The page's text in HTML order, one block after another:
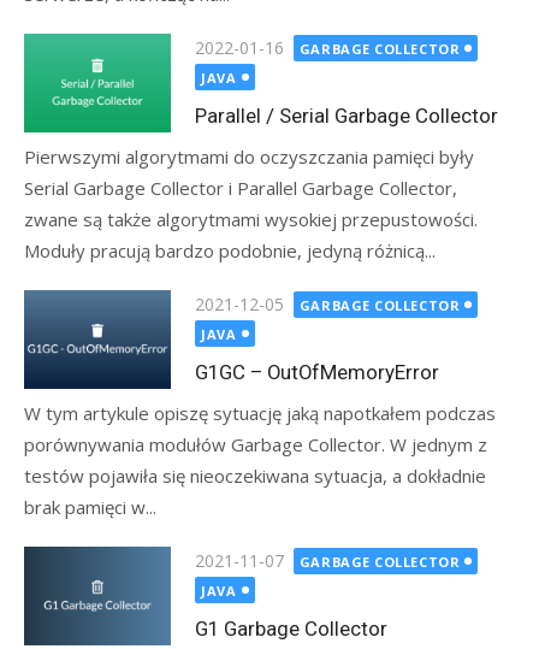
Posted
on
2022-01-16
GARBAGE COLLECTOR
JAVA
Parallel / Serial Garbage Collector
Pierwszymi algorytmami do oczyszczania pamięci były
Serial Garbage Collector i Parallel Garbage Collector,
zwane są także algorytmami wysokiej przepustowości.
Moduły pracują bardzo podobnie, jedyną różnicą...
Posted
on
2021-12-05
GARBAGE COLLECTOR
JAVA
G1GC – OutOfMemoryError
W tym artykule opiszę sytuację jaką napotkałem podczas
porównywania modułów Garbage Collector. W jednym z
testów pojawiła się nieoczekiwana sytuacja, a dokładnie
brak pamięci w...
Posted
on
2021-11-07
GARBAGE COLLECTOR
JAVA
G1 Garbage Collector